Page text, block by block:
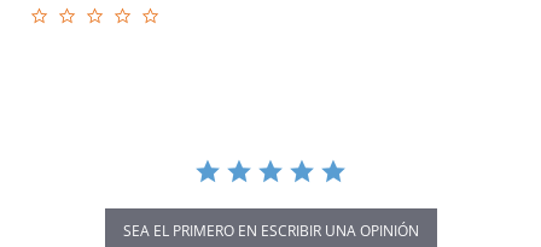
SEA EL PRIMERO EN ESCRIBIR UNA OPINIÓN